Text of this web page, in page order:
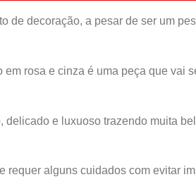
de decoração, a pesar de ser um
rosa e cinza é uma peça que
e luxuoso trazendo muita
requer alguns cuidados com evitar